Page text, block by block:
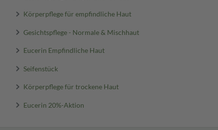
Körperpflege für empfindliche Haut
Gesichtspflege - Normale & Mischhaut
Eucerin Empfindliche Haut
Seifenstück
Körperpflege für trockene Haut
Eucerin 20%-Aktion